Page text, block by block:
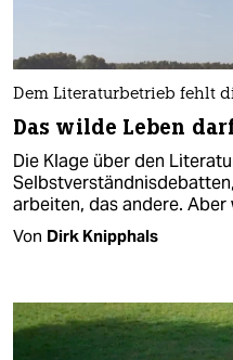
Dem Literaturbetrieb fehlt
Das wilde Leben
Die Klage über den
arbeiten, das andere. Aber
Von Dirk Knipphals